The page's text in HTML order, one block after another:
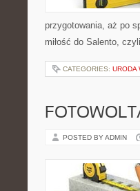
przygotowania, aż po
miłość do Salento,
CATEGORIES: URODA
POSTED BY ADMIN